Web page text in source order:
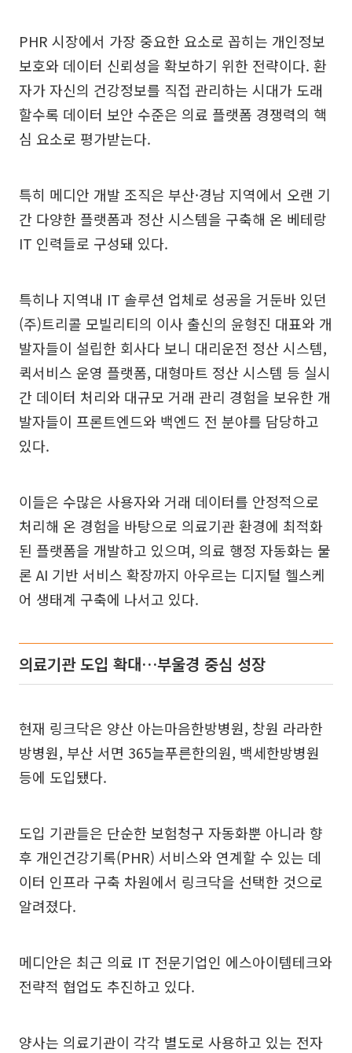
PHR 시장에서 가장 중요한 요소로 꼽히는 개인정보
보호와 데이터 신뢰성을 확보하기 위한 전략이다. 환
자가 자신의 건강정보를 직접 관리하는 시대가 도래
할수록 데이터 보안 수준은 의료 플랫폼 경쟁력의 핵
심 요소로 평가받는다.
특히 메디안 개발 조직은 부산·경남 지역에서 오랜 기
간 다양한 플랫폼과 정산 시스템을 구축해 온 베테랑
IT 인력들로 구성돼 있다.
특히나 지역내 IT 솔루션 업체로 성공을 거둔바 있던
(주)트리콜 모빌리티의 이사 출신의 윤형진 대표와 개
발자들이 설립한 회사다 보니 대리운전 정산 시스템,
퀵서비스 운영 플랫폼, 대형마트 정산 시스템 등 실시
간 데이터 처리와 대규모 거래 관리 경험을 보유한 개
발자들이 프론트엔드와 백엔드 전 분야를 담당하고
있다.
이들은 수많은 사용자와 거래 데이터를 안정적으로
처리해 온 경험을 바탕으로 의료기관 환경에 최적화
된 플랫폼을 개발하고 있으며, 의료 행정 자동화는 물
론 AI 기반 서비스 확장까지 아우르는 디지털 헬스케
어 생태계 구축에 나서고 있다.
의료기관 도입 확대…부울경 중심 성장
현재 링크닥은 양산 아는마음한방병원, 창원 라라한
방병원, 부산 서면 365늘푸른한의원, 백세한방병원
등에 도입됐다.
도입 기관들은 단순한 보험청구 자동화뿐 아니라 향
후 개인건강기록(PHR) 서비스와 연계할 수 있는 데
이터 인프라 구축 차원에서 링크닥을 선택한 것으로
알려졌다.
메디안은 최근 의료 IT 전문기업인 에스아이템테크와
전략적 협업도 추진하고 있다.
양사는 의료기관이 각각 별도로 사용하고 있는 전자